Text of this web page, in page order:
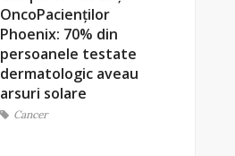
OncoPacienților
Phoenix: 70% din
persoanele testate
dermatologic aveau
arsuri solare
Cancer